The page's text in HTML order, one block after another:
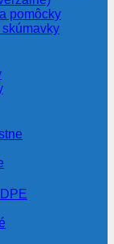
pomôcky